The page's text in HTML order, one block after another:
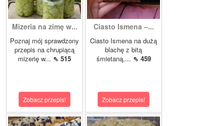
Mizeria na zimę w...
Poznaj mój sprawdzony
przepis na chrupiącą
mizerię w... ⇖ 515
Zobacz przepis!
Ciasto Ismena –...
Ciasto Ismena na dużą
blachę z bitą
śmietaną,... ⇖ 459
Zobacz przepis!